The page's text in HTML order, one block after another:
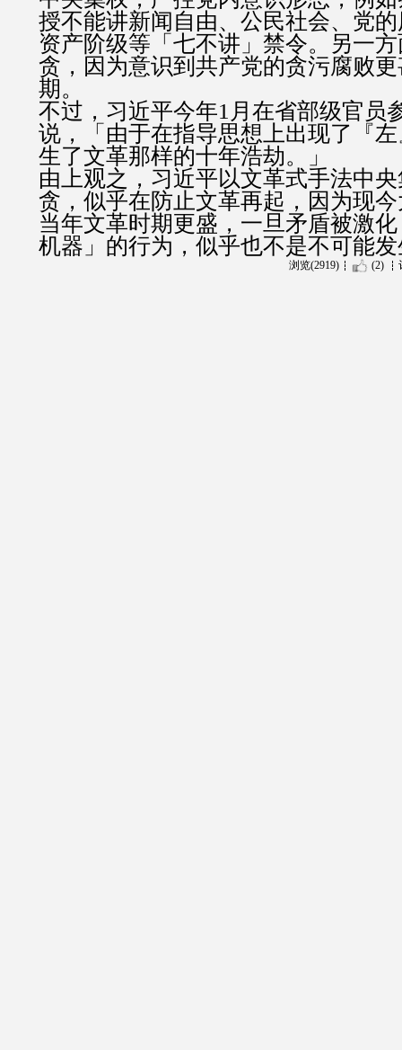
授不能讲新闻自由、公民社会、党
资产阶级等「七不讲」禁令。另一
贪，因为意识到共产党的贪污腐败
期。
不过，习近平今年1月在省部级官员
说，「由于在指导思想上出现了『
生了文革那样的十年浩劫。」
由上观之，习近平以文革式手法中
贪，似乎在防止文革再起，因为现
当年文革时期更盛，一旦矛盾被激
机器」的行为，似乎也不是不可能
浏览(2919) (2)